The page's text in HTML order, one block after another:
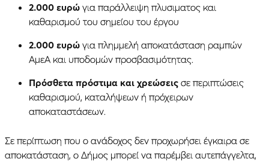
2.000 ευρώ για παράλλειψη πλυσιματος και
καθαρισμού του σημείου του έργου
2.000 ευρώ για πλημμελή αποκατάσταση ραμπών
ΑμεΑ και υποδομών προσβασιμότητας.
Πρόσθετα πρόστιμα και χρεώσεις σε περιπτώσεις
καθαρισμού, καταλήψεων ή πρόχειρων
αποκαταστάσεων.
Σε περίπτωση που ο ανάδοχος δεν προχωρήσει έγκαιρα σε
αποκατάσταση, ο Δήμος μπορεί να παρέμβει αυτεπάγγελτα,